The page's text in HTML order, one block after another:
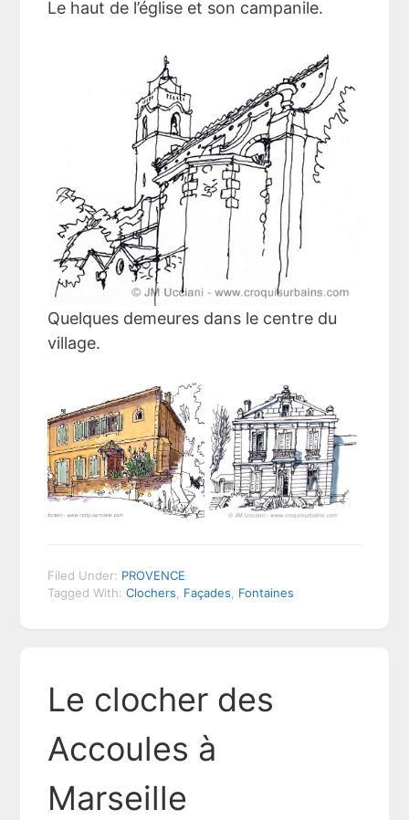
Le haut de l’église et son campanile.
Quelques demeures dans le centre du
village.
Filed Under: PROVENCE
Tagged With:Clochers, Façades, Fontaines
Le clocher des
Accoules à
Marseille